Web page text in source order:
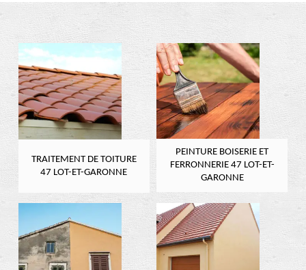
TRAITEMENT DE TOITURE
47 LOT-ET-GARONNE
PEINTURE BOISERIE ET
FERRONNERIE 47 LOT-ET-
GARONNE